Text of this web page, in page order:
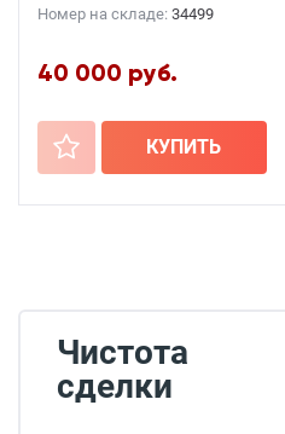
Номер на складе: 34499
40 000 руб.
+ КУПИТЬ
Чистота
сделки